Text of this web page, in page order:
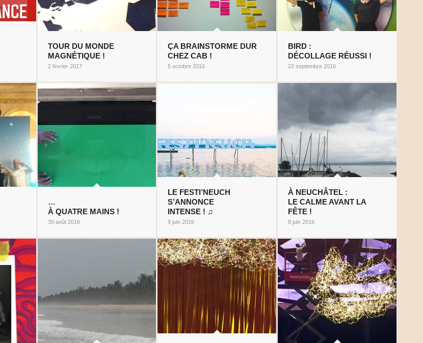
TOUR DU MONDE
MAGNÉTIQUE !
2 février 2017
ÇA BRAINSTORME DUR
CHEZ CAB !
5 octobre 2016
BIRD :
DÉCOLLAGE RÉUSSI !
22 septembre 2016
…
À QUATRE MAINS !
30 août 2016
LE FESTI’NEUCH
S’ANNONCE
INTENSE ! ♫
9 juin 2016
À NEUCHÂTEL :
LE CALME AVANT LA
FÊTE !
8 juin 2016